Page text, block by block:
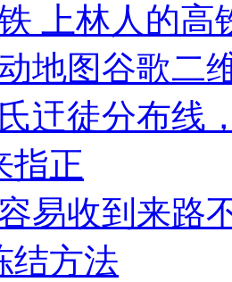
上林人的高
地图谷歌二
迀徒分布线
指正
易收到来路
结方法